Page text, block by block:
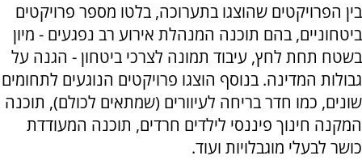
בין הפרויקטים שהוצגו בתערוכה, בלטו מספר פרויקטים
ביטחוניים, בהם תוכנה המנהלת אירוע רב נפגעים - מיון
בשטח תחת לחץ, עיבוד תמונה לצרכי ביטחון - הגנה על
גבולות המדינה. בנוסף הוצגו פרויקטים הנוגעים לתחומים
שונים, כמו חדר בריחה לעיוורים (שמתאים לכולם), תוכנה
המקנה חינוך פיננסי לילדים חרדים, תוכנה המעודדת
כושר לבעלי מוגבלויות ועוד.